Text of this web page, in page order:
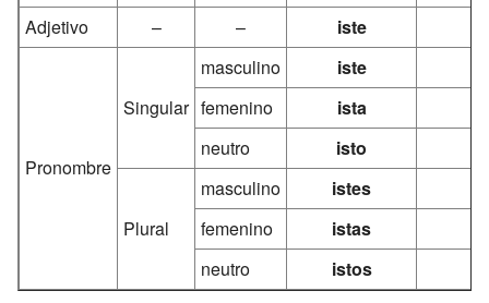
Adjetivo
– – iste
Pronombre
Singular
masculino
iste
femenino
ista
neutro
isto
Plural
masculino
istes
femenino
istas
neutro
istos